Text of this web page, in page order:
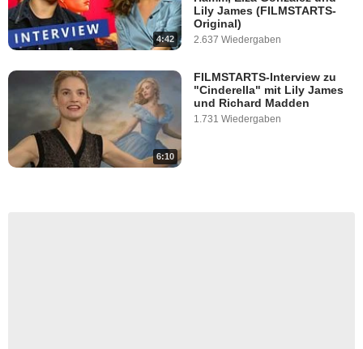
4:42
Lily James (FILMSTARTS-
Original)
2.637 Wiedergaben
6:10
FILMSTARTS-Interview zu
"Cinderella" mit Lily James
und Richard Madden
1.731 Wiedergaben